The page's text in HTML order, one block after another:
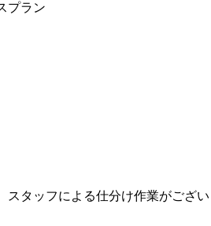
プラン
タッフによる仕分け作業がござい